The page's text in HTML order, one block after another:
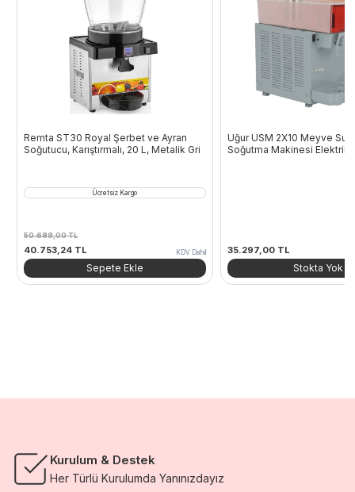
Remta ST30 Royal Şerbet ve Ayran
Soğutucu, Karıştırmalı, 20 L, Metalik Gri
Ücretsiz Kargo
50.688,00TL
Orijinal
fiyat:
50.688,00 TL.
40.753,24 TLŞu
andaki
fiyat:
KDV Dahil
Sepete Ekle
Uğur USM 2X10 Meyve
Soğutma Makinesi Elektrikli
35.297,00 TL
Stokta Yok
Kurulum & Destek
Her Türlü Kurulumda Yanınızdayız